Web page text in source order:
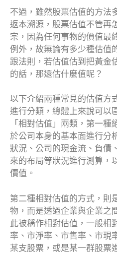
不過，雖然股票估值的方法
返本溯源，股票估值不管再
宗，因為任何事物的價值最
例外，故無論有多少種估值
跟法則，若估值估到把黃金
的話，那還估什麼值呢？
以下介紹兩種常見的估值方
進行分類，總體上來說可以
「相對估值」兩類，第一
於公司本身的基本面進行分
狀況、公司的現金流、負債
來的布局等狀況進行測算，
價值。
第二種相對估值的方式，則
物，而是透過企業與企業之
此被稱作相對估值，一般相
率、市淨率、市售率、市現
某支股票，或是某一群股票